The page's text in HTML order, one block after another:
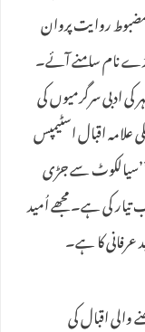
مضبوط روایت پروان
بڑے نام سامنے آئے۔
ادبی سرگرمیوں کی
اقبال اسٹیمپس
سے جڑی
تیار کی ہے۔ مجھے اُمید
کا ہے۔
والی اقبال کی